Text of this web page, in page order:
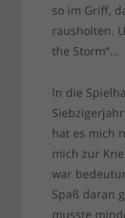
so im Griff,
rausholten.
the Storm“…
In die
hat es mich
mich zur
war
Spaß daran
musste